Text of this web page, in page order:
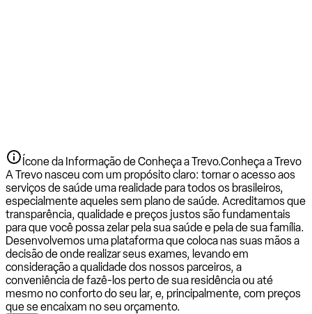
Ícone da Informação de Conheça a Trevo.Conheça a Trevo
A Trevo nasceu com um propósito claro: tornar o acesso aos
serviços de saúde uma realidade para todos os brasileiros,
especialmente aqueles sem plano de saúde. Acreditamos que
transparência, qualidade e preços justos são fundamentais
para que você possa zelar pela sua saúde e pela de sua família.
Desenvolvemos uma plataforma que coloca nas suas mãos a
decisão de onde realizar seus exames, levando em
consideração a qualidade dos nossos parceiros, a
conveniência de fazê-los perto de sua residência ou até
mesmo no conforto do seu lar, e, principalmente, com preços
que se encaixam no seu orçamento.